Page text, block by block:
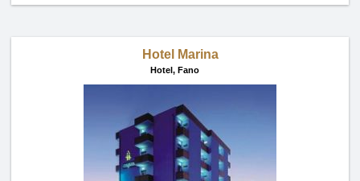
Hotel Marina
Hotel, Fano